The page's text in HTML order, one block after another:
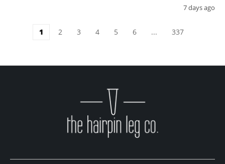
7 days ago
1 2 3 4 5 6 ... 337